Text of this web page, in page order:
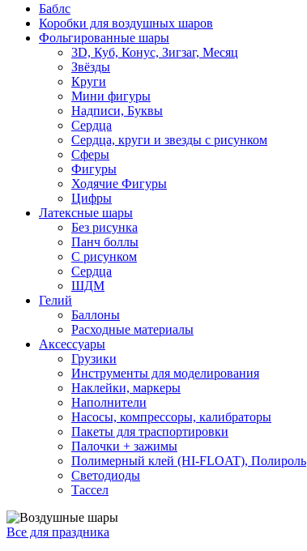
Баблс
Коробки для воздушных шаров
Фольгированные шары
3D, Куб, Конус, Зигзаг, Месяц
Звёзды
Круги
Мини фигуры
Надписи, Буквы
Сердца
Сердца, круги и звезды с рисунком
Сферы
Фигуры
Ходячие Фигуры
Цифры
Латексные шары
Без рисунка
Панч боллы
С рисунком
Сердца
ШДМ
Гелий
Баллоны
Расходные материалы
Аксессуары
Грузики
Инструменты для моделирования
Наклейки, маркеры
Наполнители
Насосы, компрессоры, калибраторы
Пакеты для траспортировки
Палочки + зажимы
Полимерный клей (HI-FLOAT), Полироль
Светодиоды
Тассел
Все для праздника